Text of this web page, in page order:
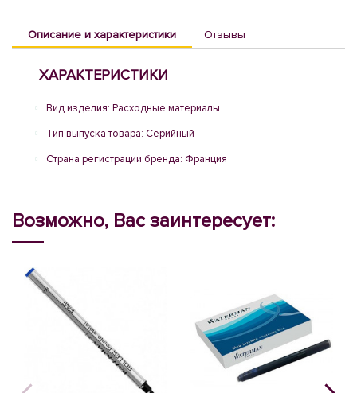
Описание и характеристики Отзывы
ХАРАКТЕРИСТИКИ
Вид изделия: Расходные материалы
Тип выпуска товара: Серийный
Страна регистрации бренда: Франция
Возможно, Вас заинтересует: